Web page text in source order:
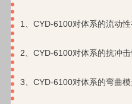
1 、 CYD-6100对体系的流动性
2、 CYD-6100对体系的抗冲
3、 CYD-6100对体系的弯曲